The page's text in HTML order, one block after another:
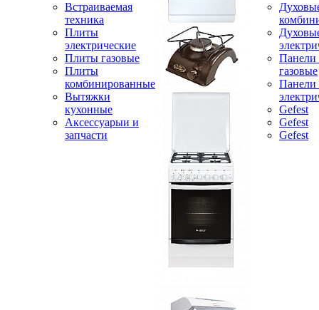
Встраиваемая
техника
Плиты
электрические
Плиты газовые
Плиты
комбинированные
Вытяжки
кухонные
Аксессуарыи и
запчасти
Панели
газовые
Панели
Gefest
Gefest
Gefest